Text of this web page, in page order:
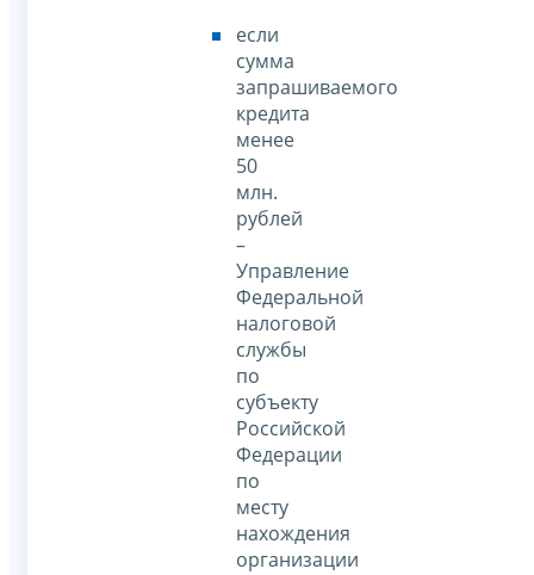
если
сумма
запрашиваемого
кредита
менее
50
млн.
рублей
–
Управление
Федеральной
налоговой
службы
по
субъекту
Российской
Федерации
по
месту
нахождения
организации